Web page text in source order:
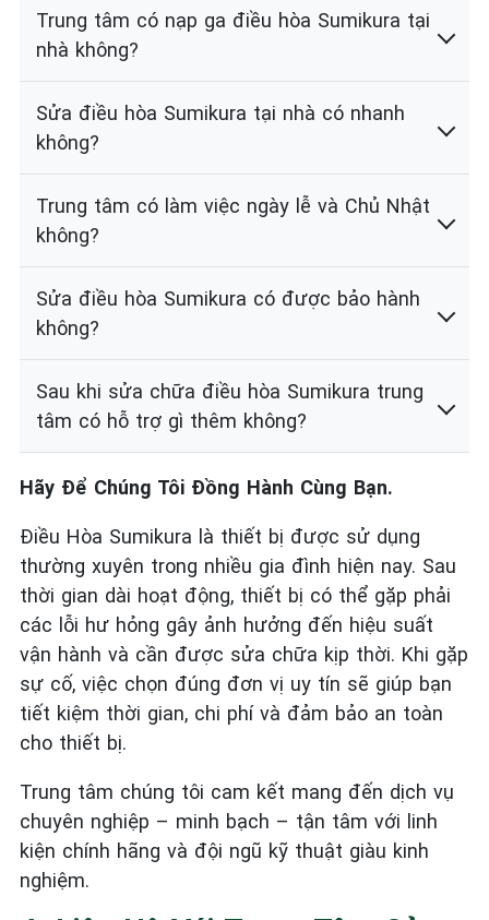
Trung tâm có nạp ga điều hòa Sumikura tại
nhà không?
Sửa điều hòa Sumikura tại nhà có nhanh
không?
Trung tâm có làm việc ngày lễ và Chủ Nhật
không?
Sửa điều hòa Sumikura có được bảo hành
không?
Sau khi sửa chữa điều hòa Sumikura trung
tâm có hỗ trợ gì thêm không?
Hãy Để Chúng Tôi Đồng Hành Cùng Bạn.
Điều Hòa Sumikura là thiết bị được sử dụng
thường xuyên trong nhiều gia đình hiện nay. Sau
thời gian dài hoạt động, thiết bị có thể gặp phải
các lỗi hư hỏng gây ảnh hưởng đến hiệu suất
vận hành và cần được sửa chữa kịp thời. Khi gặp
sự cố, việc chọn đúng đơn vị uy tín sẽ giúp bạn
tiết kiệm thời gian, chi phí và đảm bảo an toàn
cho thiết bị.
Trung tâm chúng tôi cam kết mang đến dịch vụ
chuyên nghiệp – minh bạch – tận tâm với linh
kiện chính hãng và đội ngũ kỹ thuật giàu kinh
nghiệm.